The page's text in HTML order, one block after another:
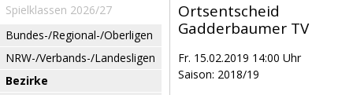
Spielklassen 2026/27
Bundes-/Regional-/Oberligen
NRW-/Verbands-/Landesligen
Bezirke
Ortsentscheid
Gadderbaumer TV
Fr. 15.02.2019 14:00 Uhr
Saison: 2018/19